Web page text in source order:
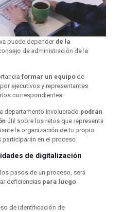
puede depender de la
de administración de la
formar un equipo de
ejecutivos y representantes
correspondientes.
departamento involucrado podrán
útil sobre los retos que representa
la organización de tu propio
en el proceso.
de digitalización
pasos de un proceso, será
deficiencias para luego
de identificación de